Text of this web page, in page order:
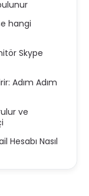
hangi
Skype
Adım Adım
ve
Nasıl